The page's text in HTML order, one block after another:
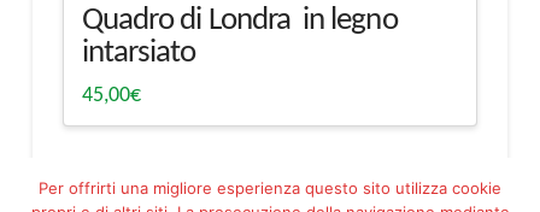
Quadro di Londra in legno
intarsiato
45,00€
Per offrirti una migliore esperienza questo sito utilizza cookie